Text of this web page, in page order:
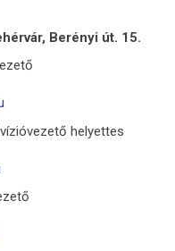
Berényi út. 15.
helyettes